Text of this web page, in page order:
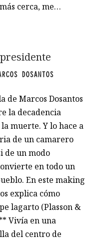
cerca, me…
DOSANTOS
de Marcos Dosantos
la decadencia
muerte. Y lo hace a
de un camarero
de un modo
en todo un
En este making
explica cómo
lagarto (Plasson &
Vivía en una
del centro de